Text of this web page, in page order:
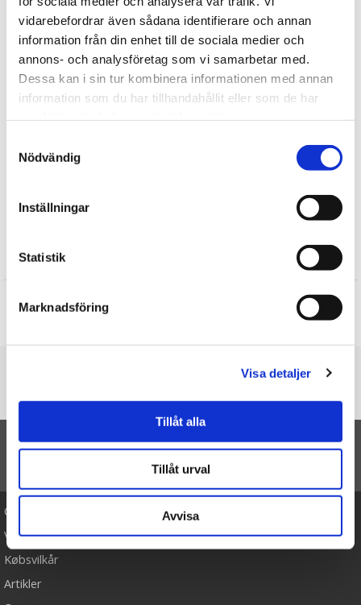
vidarebefordrar även sådana identifierare och annan
information från din enhet till de sociala medier och
annons- och analysföretag som vi samarbetar med.
Dessa kan i sin tur kombinera informationen med annan
information som du har tillhandahållit eller som de har
Nödvändig
Inställningar
Statistik
Marknadsföring
Visa detaljer
Tillåt alla
Tillåt urval
Avvisa
Udstoppede dyr fra Teddykompaniet maskinvaskes ved 40
grader (undtagen musik bokse, teddy lys)
Fortælle
Find mere
Plysdyr
Drage Tøjdyr
Forside Formpuslespil - Bolibompa Dragen (Teddykompaniet)
TIL TOP
Cookies
Varemærker
Købsvilkår
Artikler